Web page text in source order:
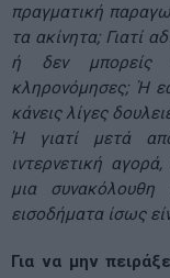
πραγματική
τα ακίνητα; Γιατί
ή δεν μπορείς
κληρονόμησες; Ή
κάνεις λίγες
Ή γιατί μετά
ιντερνετική
μια
εισοδήματα ίσως
Για να μην